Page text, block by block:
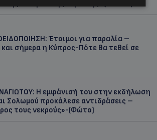
Έτοιμοι για παραλία –
και σήμερα η Κύπρος-Πότε θα τεθεί σε
Η εμφάνισή του στην εκδήλωση
Σολωμού προκάλεσε αντιδράσεις –
τους νεκρούς»-(Φώτο)